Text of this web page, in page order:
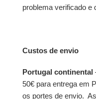
problema verificado e
Custos de envio
Portugal continental
50€ para entrega em
os portes de envio.